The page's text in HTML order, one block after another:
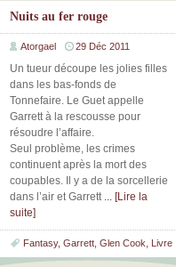
Nuits au fer rouge
Atorgael 29 Déc 2011
Un tueur découpe les jolies filles
dans les bas-fonds de
Tonnefaire. Le Guet appelle
Garrett à la rescousse pour
résoudre l’affaire.
Seul problème, les crimes
continuent après la mort des
coupables. Il y a de la sorcellerie
dans l’air et Garrett ... [Lire la
suite]
Fantasy, Garrett Glen Cook Livre